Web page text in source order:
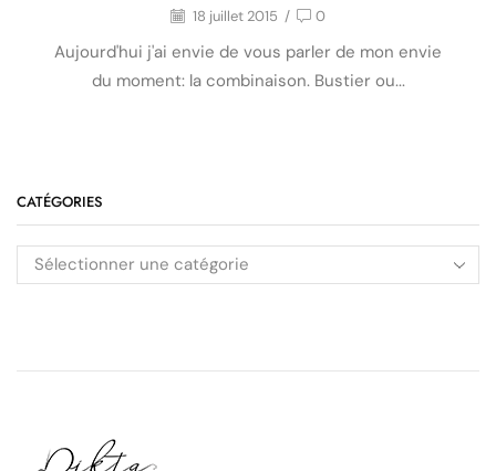
18 juillet 2015 / 0
Aujourd'hui j'ai envie de vous parler de mon envie
du moment: la combinaison. Bustier ou...
CATÉGORIES